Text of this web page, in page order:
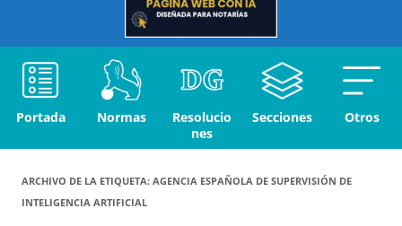
Portada Normas
Resolucio
nes
Secciones Otros
ARCHIVO DE LA ETIQUETA: AGENCIA ESPAÑOLA DE SUPERVISIÓN DE
INTELIGENCIA ARTIFICIAL